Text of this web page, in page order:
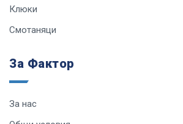
Клюки
Смотаняци
За Фактор
За нас